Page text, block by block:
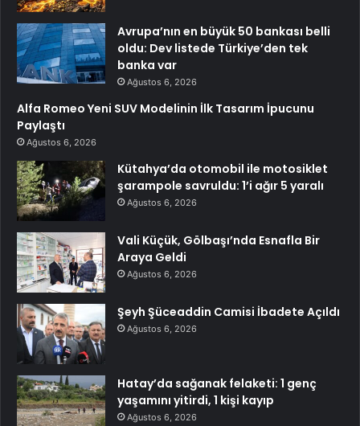
Avrupa’nın en büyük 50 bankası belli
oldu: Dev listede Türkiye’den tek
banka var
Ağustos 6, 2026
Alfa Romeo Yeni SUV Modelinin İlk Tasarım İpucunu
Paylaştı
Ağustos 6, 2026
Kütahya’da otomobil ile motosiklet
şarampole savruldu: 1’i ağır 5 yaralı
Ağustos 6, 2026
Vali Küçük, Gölbaşı’nda Esnafla Bir
Araya Geldi
Ağustos 6, 2026
Şeyh Şüceaddin Camisi İbadete Açıldı
Ağustos 6, 2026
Hatay’da sağanak felaketi: 1 genç
yaşamını yitirdi, 1 kişi kayıp
Ağustos 6, 2026